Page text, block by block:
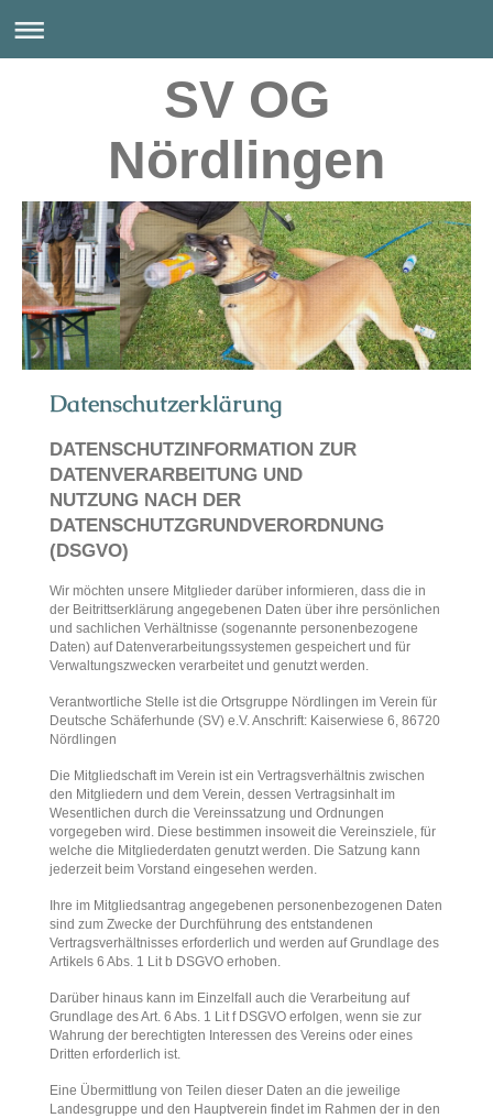
SV OG
Nördlingen
Datenschutzerklärung
DATENSCHUTZINFORMATION ZUR
DATENVERARBEITUNG UND
NUTZUNG NACH DER
DATENSCHUTZGRUNDVERORDNUNG
(DSGVO)
Wir möchten unsere Mitglieder darüber informieren, dass die in
der Beitrittserklärung angegebenen Daten über ihre persönlichen
und sachlichen Verhältnisse (sogenannte personenbezogene
Daten) auf Datenverarbeitungssystemen gespeichert und für
Verwaltungszwecken verarbeitet und genutzt werden.
Verantwortliche Stelle ist die Ortsgruppe Nördlingen im Verein für
Deutsche Schäferhunde (SV) e.V. Anschrift: Kaiserwiese 6, 86720
Nördlingen
Die Mitgliedschaft im Verein ist ein Vertragsverhältnis zwischen
den Mitgliedern und dem Verein, dessen Vertragsinhalt im
Wesentlichen durch die Vereinssatzung und Ordnungen
vorgegeben wird. Diese bestimmen insoweit die Vereinsziele, für
welche die Mitgliederdaten genutzt werden. Die Satzung kann
jederzeit beim Vorstand eingesehen werden.
Ihre im Mitgliedsantrag angegebenen personenbezogenen Daten
sind zum Zwecke der Durchführung des entstandenen
Vertragsverhältnisses erforderlich und werden auf Grundlage des
Artikels 6 Abs. 1 Lit b DSGVO erhoben.
Darüber hinaus kann im Einzelfall auch die Verarbeitung auf
Grundlage des Art. 6 Abs. 1 Lit f DSGVO erfolgen, wenn sie zur
Wahrung der berechtigten Interessen des Vereins oder eines
Dritten erforderlich ist.
Eine Übermittlung von Teilen dieser Daten an die jeweilige
Landesgruppe und den Hauptverein findet im Rahmen der in den